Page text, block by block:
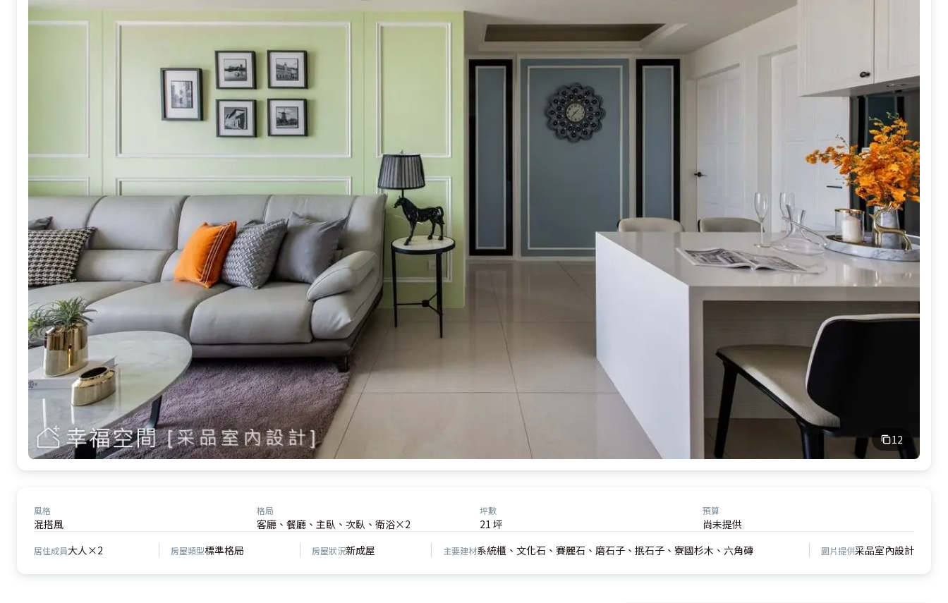
12
風格
混搭風
格局
客廳、餐廳、主臥、次臥、衛浴×2
坪數
21 坪
預算
尚未提供
居住成員大人×2 房屋類型標準格局 房屋狀況新成屋 主要建材系統櫃、文化石、賽麗石、磨石子、抿石子、寮國杉木、六角磚 圖片提供采品室內設計